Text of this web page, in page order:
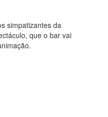
simpatizantes da
que o bar vai